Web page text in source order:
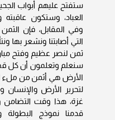
ستفتح عليهم أبواب
العباد، وستكون
وفي المقابل، فإن الثمن
التي أصابتنا ونشعر بها
ثمن لنصر عظيم وفتح
سنعلم وتعلمون أن كل
الأرض هي أثمن من ملء
لتحرير الأرض والإنسان
غزة، هذا وقت التضامن
قدمنا نموذج البطولة